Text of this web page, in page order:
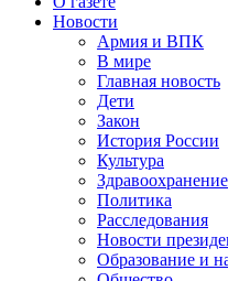
Новости
Армия и ВПК
В мире
Главная новость
Дети
Закон
История России
Культура
Здравоохранение
Политика
Расследования
Новости
Образование и